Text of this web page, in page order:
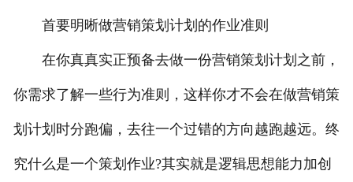
首要明晰做营销策划计划的作业准则
在你真真实正预备去做一份营销策划计划之前，
你需求了解一些行为准则，这样你才不会在做营销策
划计划时分跑偏，去往一个过错的方向越跑越远。终
究什么是一个策划作业?其实就是逻辑思想能力加创